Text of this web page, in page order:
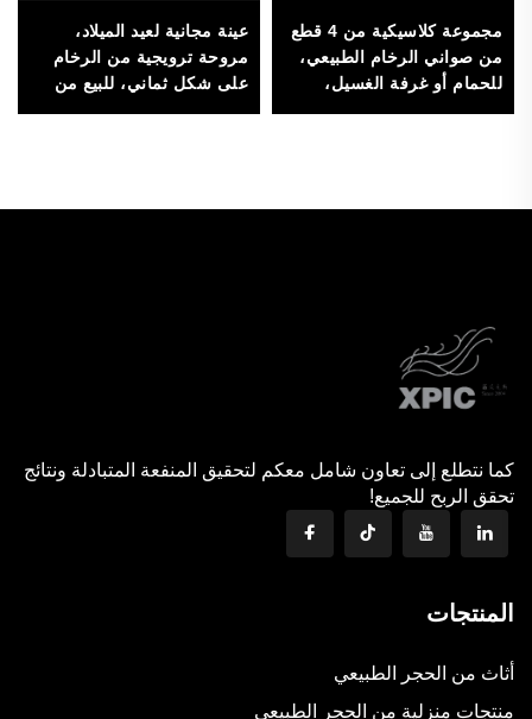
مجموعة كلاسيكية من 4 قطع
من صواني الرخام الطبيعي،
للحمام أو غرفة الغسيل،
عينة مجانية لعيد الميلاد،
مروحة ترويجية من الرخام
على شكل ثماني، للبيع من
كما نتطلع إلى تعاون شامل معكم لتحقيق المنفعة المتبادلة ونتائج
تحقق الربح للجميع!
المنتجات
أثاث من الحجر الطبيعي
منتجات منزلية من الحجر الطبيعي